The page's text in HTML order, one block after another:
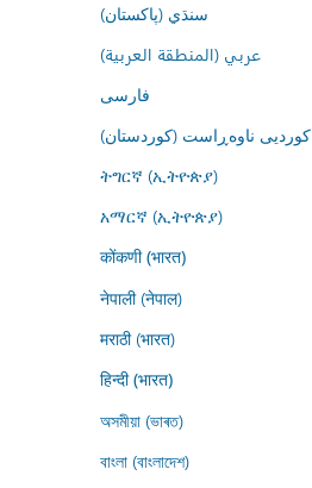
سنڌي (پاکستان)
عربي (المنطقة العربية)
فارسى
کوردیی ناوەڕاست (کوردستان)
ትግርኛ (ኢትዮጵያ)
አማርኛ (ኢትዮጵያ)
कोंकणी (भारत)
नेपाली (नेपाल)
मराठी (भारत)
हिन्दी (भारत)
অসমীয়া (ভাৰত)
বাংলা (বাংলাদেশ)